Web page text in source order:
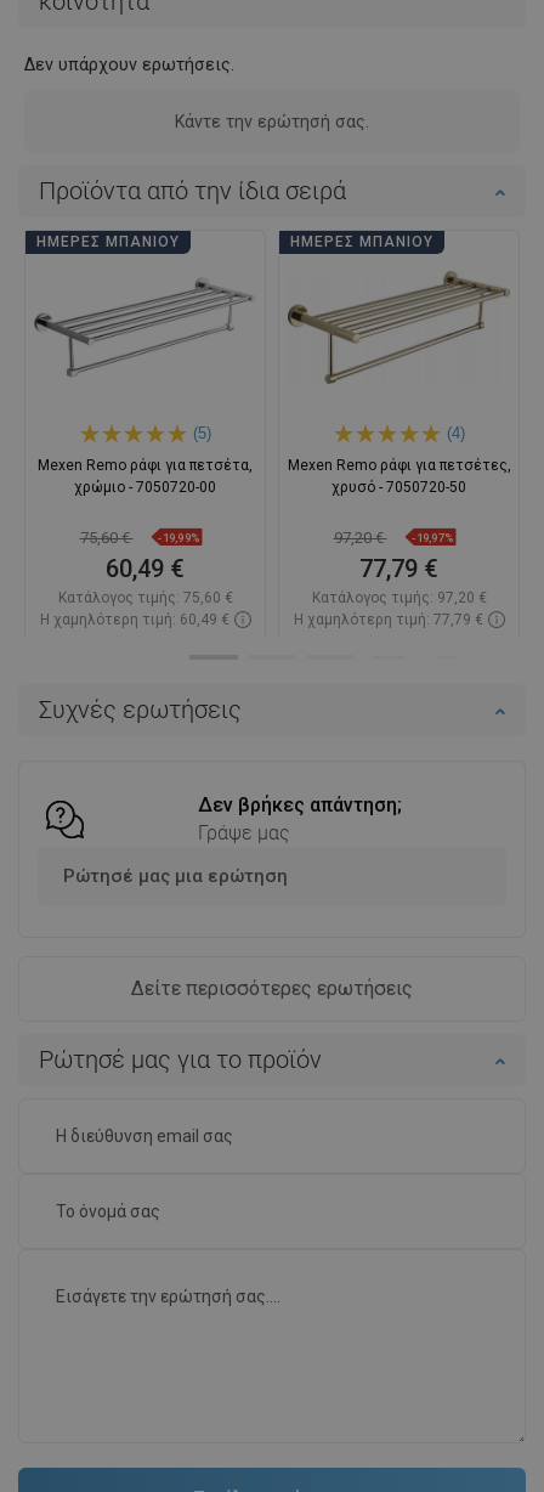
Συχνές ερωτήσεις
Δεν βρήκες απάντηση;
Γράψε μας
Ρώτησέ μας μια ερώτηση
Δείτε περισσότερες ερωτήσεις
Δεν υπάρχουν ερωτήσεις.
Κάντε την ερώτησή σας.
Ρώτησέ μας για το προϊόν
Προϊόντα από την ίδια σειρά
ΗΜΈΡΕΣ ΜΠΆΝΙΟΥ
(5)
Mexen Remo ράφι για πετσέτα,
χρώμιο - 7050720-00
75,60 € -19,99%
60,49 €
Κατάλογος τιμής: 75,60 €
Η χαμηλότερη τιμή: 60,49 €
ΗΜΈΡΕΣ ΜΠΆΝΙΟΥ
(4)
Mexen Remo ράφι για πετσέτες,
χρυσό - 7050720-50
97,20 € -19,97%
77,79 €
Κατάλογος τιμής: 97,20 €
Η χαμηλότερη τιμή: 77,79 €